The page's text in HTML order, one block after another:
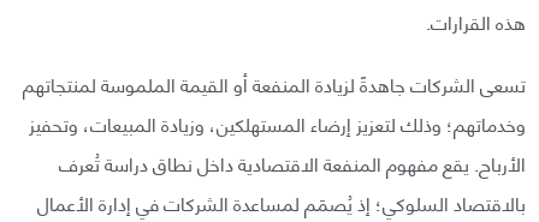
هذه القرارات.
تسعى الشركات جاهدةً لزيادة المنفعة أو القيمة الملموسة لمنتجاتهم
وخدماتهم؛ وذلك لتعزيز إرضاء المستهلكين، وزيادة المبيعات، وتحفيز
الأرباح. يقع مفهوم المنفعة الاقتصادية داخل نطاق دراسة تُعرف
بالاقتصاد السلوكي؛ إذ يُصمََم لمساعدة الشركات في إدارة الأعمال